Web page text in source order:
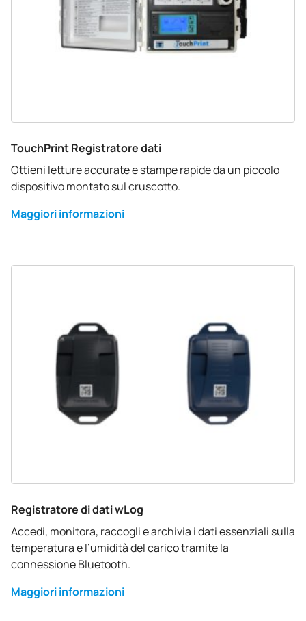
TouchPrint Registratore dati
Ottieni letture accurate e stampe rapide da un piccolo
dispositivo montato sul cruscotto.
Maggiori informazioni
Registratore di dati wLog
Accedi, monitora, raccogli e archivia i dati essenziali sulla
temperatura e l’umidità del carico tramite la
connessione Bluetooth.
Maggiori informazioni